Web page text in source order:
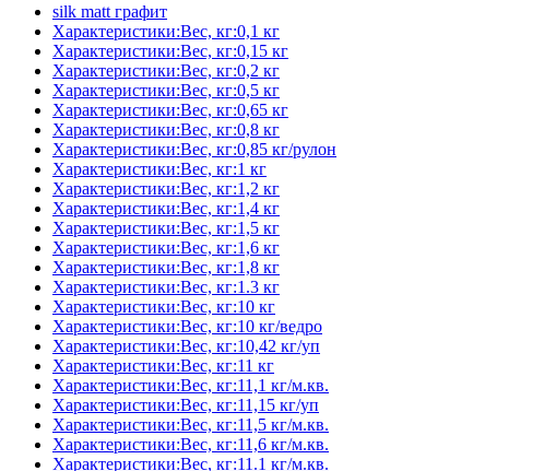
silk matt графит
Характеристики:Вес, кг:0,1 кг
Характеристики:Вес, кг:0,15 кг
Характеристики:Вес, кг:0,2 кг
Характеристики:Вес, кг:0,5 кг
Характеристики:Вес, кг:0,65 кг
Характеристики:Вес, кг:0,8 кг
Характеристики:Вес, кг:0,85 кг/рулон
Характеристики:Вес, кг:1 кг
Характеристики:Вес, кг:1,2 кг
Характеристики:Вес, кг:1,4 кг
Характеристики:Вес, кг:1,5 кг
Характеристики:Вес, кг:1,6 кг
Характеристики:Вес, кг:1,8 кг
Характеристики:Вес, кг:1.3 кг
Характеристики:Вес, кг:10 кг
Характеристики:Вес, кг:10 кг/ведро
Характеристики:Вес, кг:10,42 кг/уп
Характеристики:Вес, кг:11 кг
Характеристики:Вес, кг:11,1 кг/м.кв.
Характеристики:Вес, кг:11,15 кг/уп
Характеристики:Вес, кг:11,5 кг/м.кв.
Характеристики:Вес, кг:11,6 кг/м.кв.
Характеристики:Вес, кг:11.1 кг/м.кв.